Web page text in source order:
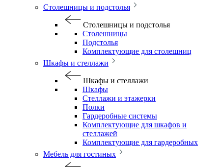
Столешницы и подстолья
Столешницы и подстолья
Столешницы
Подстолья
Комплектующие для столешниц
Шкафы и стеллажи
Шкафы и стеллажи
Шкафы
Стеллажи и этажерки
Полки
Гардеробные системы
Комплектующие для шкафов и
стеллажей
Комплектующие для гардеробных
Мебель для гостиных